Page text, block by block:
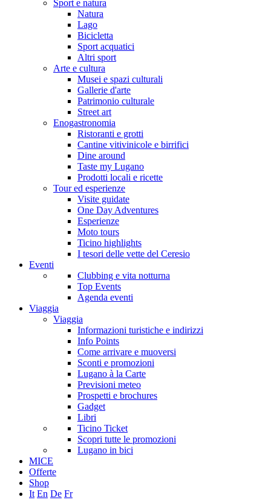
Sport e natura
Natura
Lago
Bicicletta
Sport acquatici
Altri sport
Arte e cultura
Musei e spazi culturali
Gallerie d'arte
Patrimonio culturale
Street art
Enogastronomia
Ristoranti e grotti
Cantine vitivinicole e birrifici
Dine around
Taste my Lugano
Prodotti locali e ricette
Tour ed esperienze
Visite guidate
One Day Adventures
Esperienze
Moto tours
Ticino highlights
I tesori delle vette del Ceresio
Eventi
Clubbing e vita notturna
Top Events
Agenda eventi
Viaggia
Viaggia
Informazioni turistiche e indirizzi
Info Points
Come arrivare e muoversi
Sconti e promozioni
Lugano à la Carte
Previsioni meteo
Prospetti e brochures
Gadget
Libri
Ticino Ticket
Scopri tutte le promozioni
Lugano in bici
MICE
Offerte
Shop
It En De Fr